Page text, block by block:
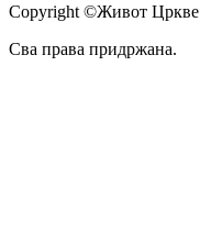
Copyright ©Живот Цркве
Сва права придржана.